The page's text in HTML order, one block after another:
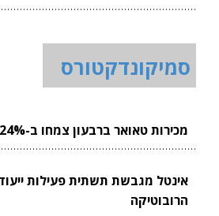
סמיקונדקטורס
מכירות טאואר ברבעון צמחו ב-24%
אינטל מגבשת תשתית פעילות
הרובוטיקה